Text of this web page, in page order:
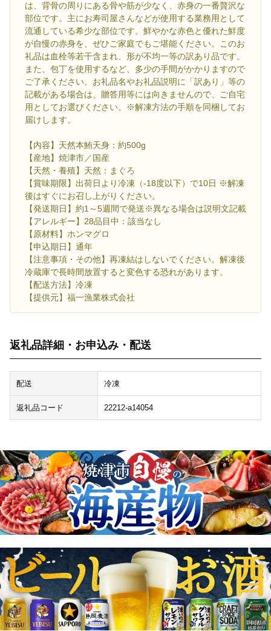
は、背骨の周りにある骨や筋が少なく、赤身の一番贅沢な
部位です。主にお寿司屋さんなどが使用する業務用として
流通している希少な部位です。鮮やかな赤色と優れた鮮度
が自慢の赤身を、ぜひご家庭でもご堪能ください。このお
礼品は血栓等若干含まれ、形が不均一等の訳あり品です。
また、包丁を使用するなど、多少の手間がかかりますので
ご了承ください。お礼品名やお礼品説明に「訳あり」等の
記載がある場合は、贈答用等には向きませんので、ご自宅
用としてお選びください。※解凍方法の手順を同梱してお
届けします。
【内容】天然本鮪天身：約500g
【産地】焼津市／国産
【天然・養殖】天然：まぐろ
【賞味期限】出荷日より冷凍（-18度以下）で10日 ※解凍
後はすぐにお召し上がりください。
【発送期日】約1～5週間で発送※異なる場合は説明文記載
【アレルギー】28品目中：該当なし
【原材料】ホンマグロ
【申込期日】通年
【注意事項・その他】再凍結はしないでください。解凍後
冷蔵庫で長時間放置すると変色する恐れがあります。
【配送方法】冷凍
【提供元】福一漁業株式会社
返礼品詳細・お申込み・配送
配送 冷凍
返礼品コード 22212-a14054